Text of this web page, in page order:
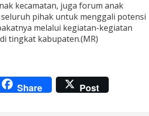
kecamatan, juga forum anak
pihak untuk menggali potensi
melalui kegiatan-kegiatan
tingkat kabupaten.(MR)
Share Post